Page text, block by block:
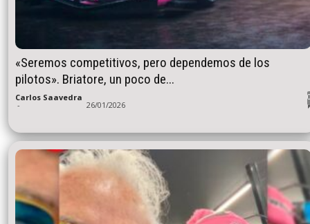
«Seremos competitivos, pero dependemos de los
pilotos». Briatore, un poco de...
Carlos Saavedra
- 26/01/2026